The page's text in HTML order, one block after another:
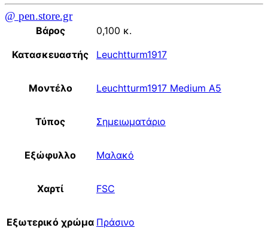
@ pen.store.gr
Βάρος
0,100 κ.
Κατασκευαστής
Leuchtturm1917
Μοντέλο Leuchtturm1917 Medium A5
Τύπος Σημειωματάριο
Εξώφυλλο Μαλακό
Χαρτί FSC
Εξωτερικό χρώμα Πράσινο